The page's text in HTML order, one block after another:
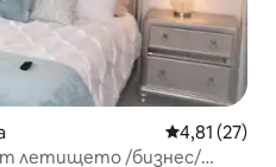
Средна
4,81 (27)
летището /бизнес/